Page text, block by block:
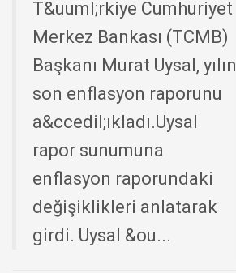
T&uuml;rkiye Cumhuriyet
Merkez Bankası (TCMB)
Başkanı Murat Uysal, yılın
son enflasyon raporunu
a&ccedil;ıkladı.Uysal
rapor sunumuna
enflasyon raporundaki
değişiklikleri anlatarak
girdi. Uysal &ou...